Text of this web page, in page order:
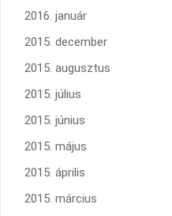
2016. január
2015. december
2015. augusztus
2015. július
2015. június
2015. május
2015. április
2015. március